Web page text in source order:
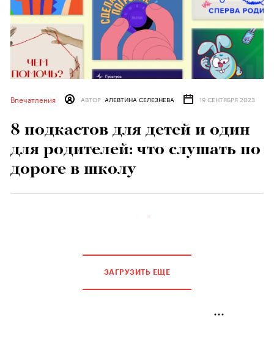
Впечатления АВТОР АЛЕВТИНА СЕЛЕЗНЕВА 19 СЕНТЯБРЯ 2023
8 подкастов для детей и один
для родителей: что слушать по
дороге в школу
ЗАГРУЗИТЬ ЕЩЕ